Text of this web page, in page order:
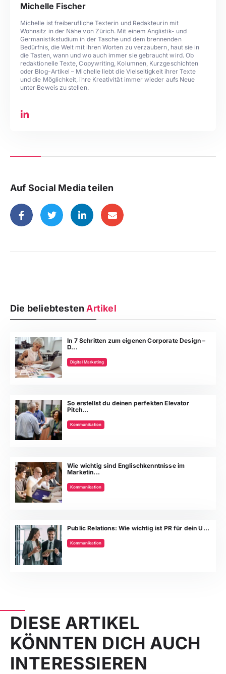
Michelle Fischer
Michelle ist freiberufliche Texterin und Redakteurin mit
Wohnsitz in der Nähe von Zürich. Mit einem Anglistik- und
Germanistikstudium in der Tasche und dem brennenden
Bedürfnis, die Welt mit ihren Worten zu verzaubern, haut sie in
die Tasten, wann und wo auch immer sie gebraucht wird. Ob
redaktionelle Texte, Copywriting, Kolumnen, Kurzgeschichten
oder Blog-Artikel – Michelle liebt die Vielseitigkeit ihrer Texte
und die Möglichkeit, ihre Kreativität immer wieder aufs Neue
unter Beweis zu stellen.
Auf Social Media teilen
Die beliebtesten Artikel
In 7 Schritten zum eigenen Corporate Design –
D...
Digital Marketing
So erstellst du deinen perfekten Elevator
Pitch...
Kommunikation
Wie wichtig sind Englischkenntnisse im
Marketin...
Kommunikation
Public Relations: Wie wichtig ist PR für dein U...
Kommunikation
DIESE ARTIKEL
KÖNNTEN DICH AUCH
INTERESSIEREN